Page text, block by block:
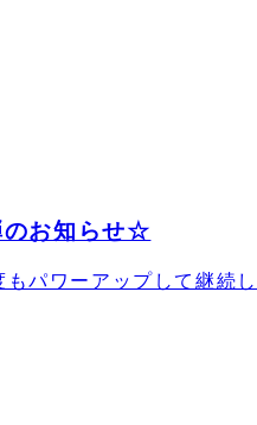
お知らせ☆
もパワーアップして継